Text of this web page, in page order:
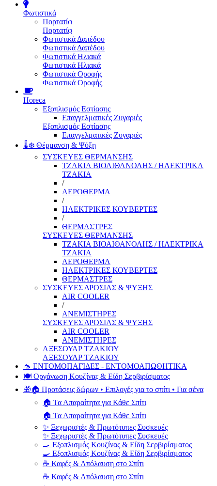
Φωτιστικά
Πορτατίφ
Πορτατίφ
Φωτιστικά Δαπέδου
Φωτιστικά Δαπέδου
Φωτιστικά Ηλιακά
Φωτιστικά Ηλιακά
Φωτιστικά Οροφής
Φωτιστικά Οροφής
Horeca
Εξοπλισμός Εστίασης
Επαγγελματικές Ζυγαριές
Εξοπλισμός Εστίασης
Επαγγελματικές Ζυγαριές
🌡️❄️ Θέρμανση & Ψύξη
ΣΥΣΚΕΥΕΣ ΘΕΡΜΑΝΣΗΣ
ΤΖΑΚΙΑ ΒΙΟΑΙΘΑΝΟΛΗΣ / ΗΛΕΚΤΡΙΚΑ
ΤΖΑΚΙΑ
/
ΑΕΡΟΘΕΡΜΑ
/
ΗΛΕΚΤΡΙΚΕΣ ΚΟΥΒΕΡΤΕΣ
/
ΘΕΡΜΑΣΤΡΕΣ
ΣΥΣΚΕΥΕΣ ΘΕΡΜΑΝΣΗΣ
ΤΖΑΚΙΑ ΒΙΟΑΙΘΑΝΟΛΗΣ / ΗΛΕΚΤΡΙΚΑ
ΤΖΑΚΙΑ
ΑΕΡΟΘΕΡΜΑ
ΗΛΕΚΤΡΙΚΕΣ ΚΟΥΒΕΡΤΕΣ
ΘΕΡΜΑΣΤΡΕΣ
ΣΥΣΚΕΥΕΣ ΔΡΟΣΙΑΣ & ΨΥΞΗΣ
AIR COOLER
/
ΑΝΕΜΙΣΤΗΡΕΣ
ΣΥΣΚΕΥΕΣ ΔΡΟΣΙΑΣ & ΨΥΞΗΣ
AIR COOLER
ΑΝΕΜΙΣΤΗΡΕΣ
ΑΞΕΣΟΥΑΡ ΤΖΑΚΙΟΥ
ΑΞΕΣΟΥΑΡ ΤΖΑΚΙΟΥ
🦟 ΕΝΤΟΜΟΠΑΓΙΔΕΣ - ΕΝΤΟΜΟΑΠΩΘΗΤΙΚΑ
🍽️ Οργάνωση Κουζίνας & Είδη Σερβιρίσματος
🎁🏠 Προτάσεις δώρων • Επιλογές για το σπίτι • Για σένα
🏠 Τα Απαραίτητα για Κάθε Σπίτι
🏠 Τα Απαραίτητα για Κάθε Σπίτι
✨ Ξεχωριστές & Πρωτότυπες Συσκευές
✨ Ξεχωριστές & Πρωτότυπες Συσκευές
🍳 Εξοπλισμός Κουζίνας & Είδη Σερβιρίσματος
🍳 Εξοπλισμός Κουζίνας & Είδη Σερβιρίσματος
☕ Καφές & Απόλαυση στο Σπίτι
☕ Καφές & Απόλαυση στο Σπίτι